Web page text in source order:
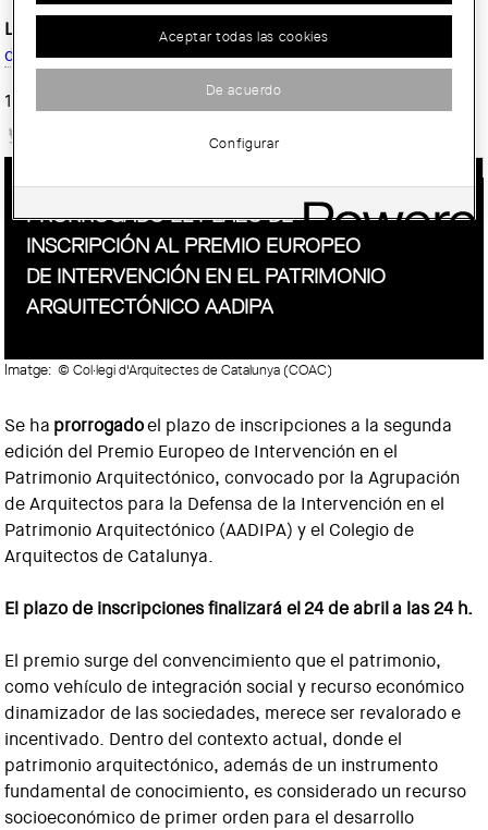
Les bases d’aquesta segona edició es poden trobar al
del premi.
10/04/2015
PRORROGADO EL PLAZO DE
INSCRIPCIÓN AL PREMIO EUROPEO
DE INTERVENCIÓN EN EL PATRIMONIO
ARQUITECTÓNICO AADIPA
Imatge: © Col·legi d'Arquitectes de Catalunya (COAC)
Se ha prorrogadoel plazo de inscripciones a la segunda
edición del Premio Europeo de Intervención en el
Patrimonio Arquitectónico, convocado por la Agrupación
de Arquitectos para la Defensa de la Intervención en el
Patrimonio Arquitectónico (AADIPA) y el Colegio de
Arquitectos de Catalunya.
El plazo de inscripciones finalizará el 24 de abril a las 24 h.
El premio surge del convencimiento que el patrimonio,
como vehículo de integración social y recurso económico
dinamizador de las sociedades, merece ser revalorado e
incentivado. Dentro del contexto actual, donde el
patrimonio arquitectónico, además de un instrumento
fundamental de conocimiento, es considerado un recurso
socioeconómico de primer orden para el desarrollo
Aceptar todas las cookies
De acuerdo
Configurar